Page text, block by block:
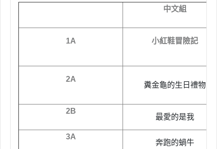
中文組
1A 小紅鞋冒險記
2A
糞金龜的生日禮物
2B
最愛的是我
3A
奔跑的蝸牛